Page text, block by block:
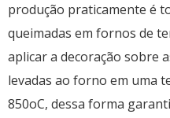
produção praticamente é
queimadas em fornos de
aplicar a decoração sobre
levadas ao forno em uma
850oC, dessa forma